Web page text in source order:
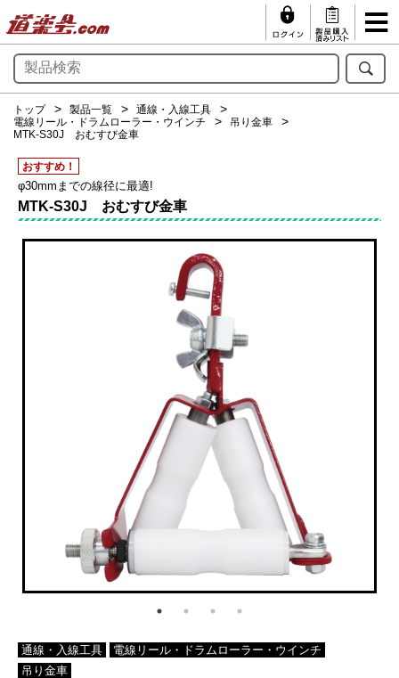
トップ 製品一覧
通線・入線工具
電線リール・ドラムローラー・ウインチ
吊り金車
MTK-S30J おむすび金車
おすすめ！
φ30mmまでの線径に最適!
MTK-S30J おむすび金車
通線・入線工具
電線リール・ドラムローラー・ウインチ
吊り金車